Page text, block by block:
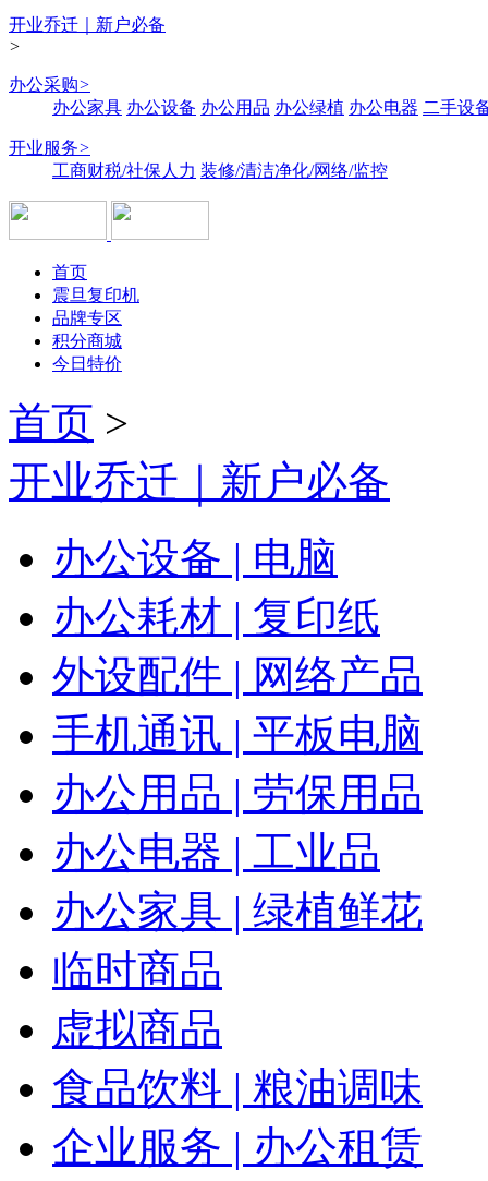
开业乔迁｜新户必备
>
办公采购>
办公家具 办公设备 办公用品 办公绿植 办公电器 二手设
开业服务>
工商财税/社保人力 装修/清洁净化/网络/监控
首页
震旦复印机
品牌专区
积分商城
今日特价
首页 >
开业乔迁｜新户必备
办公设备 | 电脑
办公耗材 | 复印纸
外设配件 | 网络产品
手机通讯 | 平板电脑
办公用品 | 劳保用品
办公电器 | 工业品
办公家具 | 绿植鲜花
临时商品
虚拟商品
食品饮料 | 粮油调味
企业服务 | 办公租赁